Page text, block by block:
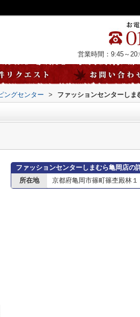
営業時間：9:45～
ングセンター > ファッションセンターしま
ファッションセンターしまむら亀岡店の
所在地
京都府亀岡市篠町篠杢殿林１